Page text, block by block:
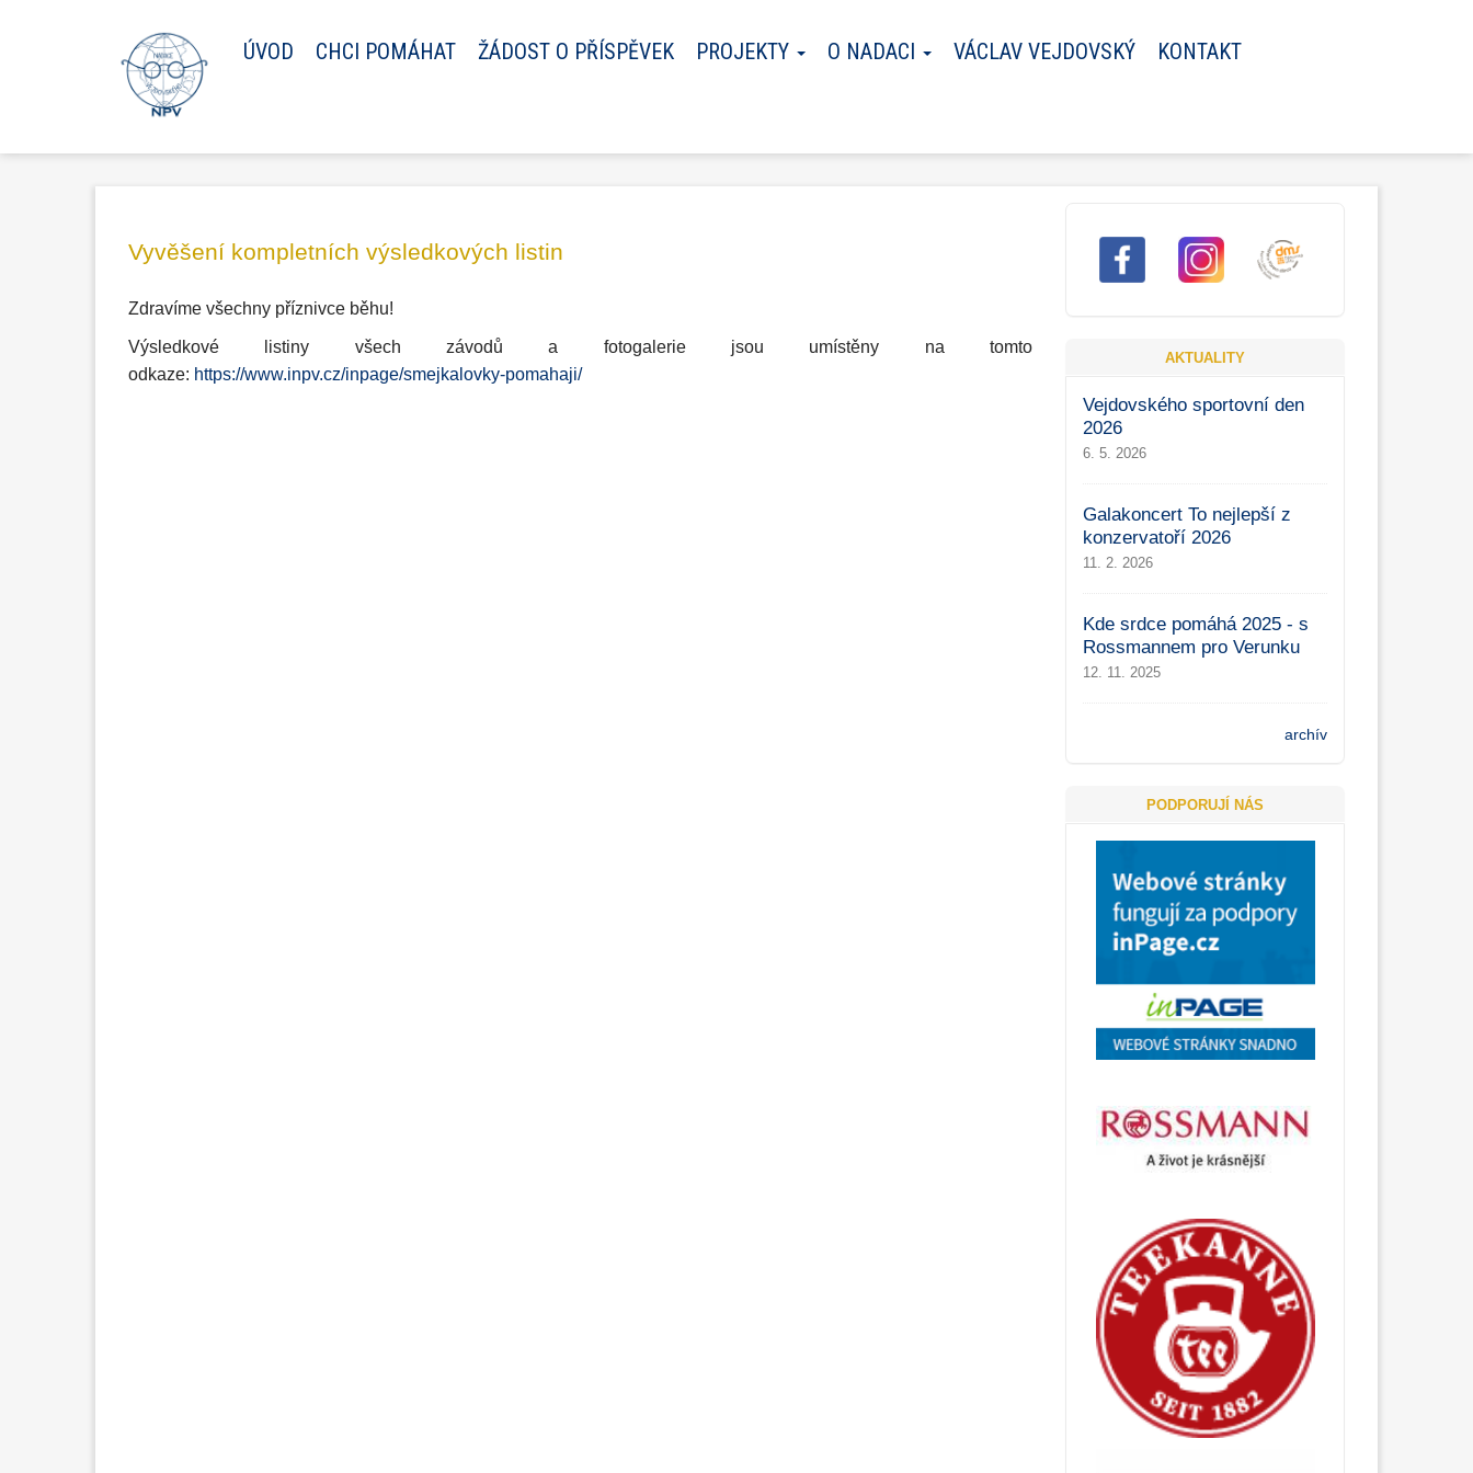
ÚVOD CHCI POMÁHAT ŽÁDOST O PŘÍSPĚVEK PROJEKTY O NADACI VÁCLAV VEJDOVSKÝ KONTAKT
Vyvěšení kompletních výsledkových listin
Zdravíme všechny příznivce běhu!
Výsledkové listiny všech závodů a fotogalerie jsou umístěny na tomto
odkaze: https://www.inpv.cz/inpage/smejkalovky-pomahaji/
AKTUALITY
Vejdovského sportovní den
2026
6. 5. 2026
Galakoncert To nejlepší z
konzervatoří 2026
11. 2. 2026
Kde srdce pomáhá 2025 - s
Rossmannem pro Verunku
12. 11. 2025
archív
PODPORUJÍ NÁS